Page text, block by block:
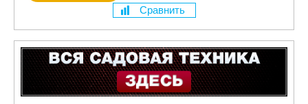
Сравнить